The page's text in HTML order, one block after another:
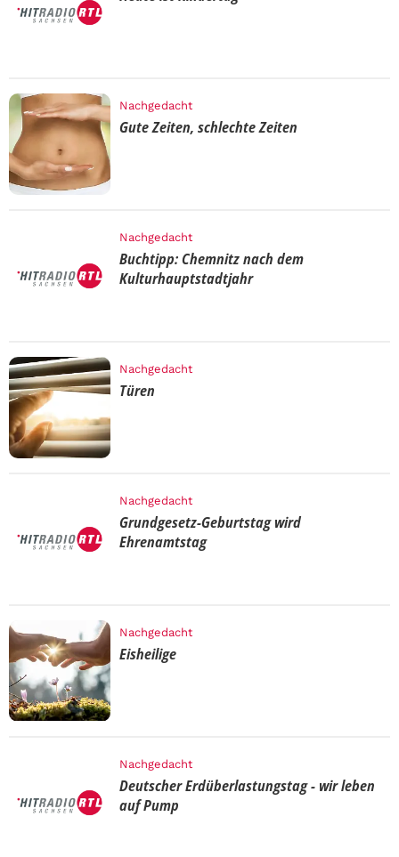
Nachgedacht
Gute Zeiten, schlechte Zeiten
Nachgedacht
Buchtipp: Chemnitz nach dem
Kulturhauptstadtjahr
Nachgedacht
Türen
Nachgedacht
Grundgesetz-Geburtstag wird
Ehrenamtstag
Nachgedacht
Eisheilige
Nachgedacht
Deutscher Erdüberlastungstag - wir leben
auf Pump